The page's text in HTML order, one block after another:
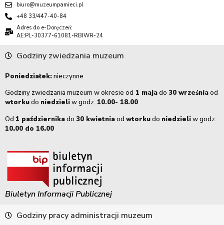
biuro@muzeumpamieci.pl
+48 33/447-40-84
Adres do e-Doręczeń:
AE:PL-30377-61081-RBIWR-24
Godziny zwiedzania muzeum
Poniedziałek:nieczynne
Godziny zwiedzania muzeum w okresie od 1 majado 30 wrześniaod
wtorkudo niedzieliw godz. 10.00- 18.00
Od 1 październikado 30 kwietniaod wtorkudo niedzieliw godz.
10.00 do 16.00
Biuletyn Informacji Publicznej
Godziny pracy administracji muzeum